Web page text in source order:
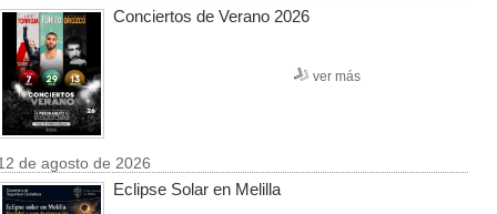
Conciertos de Verano 2026
ver más
de agosto de 2026
Eclipse Solar en Melilla